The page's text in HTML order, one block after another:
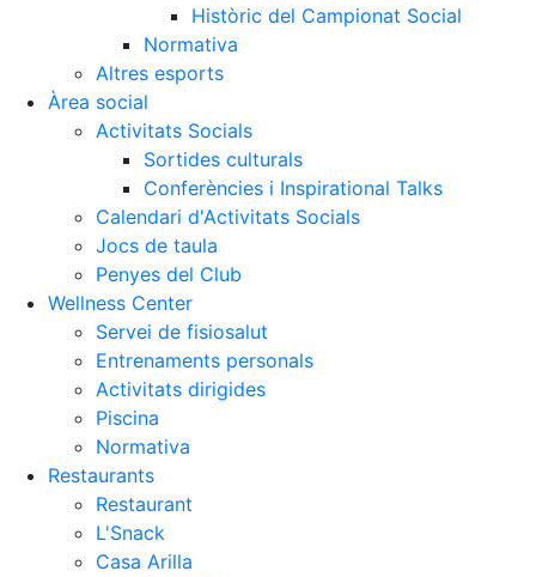
Històric del Campionat Social
Normativa
Altres esports
Àrea social
Activitats Socials
Sortides culturals
Conferències i Inspirational Talks
Calendari d'Activitats Socials
Jocs de taula
Penyes del Club
Wellness Center
Servei de fisiosalut
Entrenaments personals
Activitats dirigides
Piscina
Normativa
Restaurants
Restaurant
L'Snack
Casa Arilla